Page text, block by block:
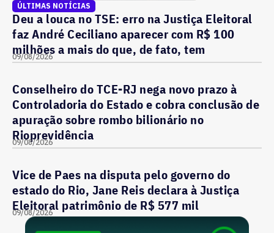
ÚLTIMAS NOTÍCIAS
Deu a louca no TSE: erro na Justiça Eleitoral
faz André Ceciliano aparecer com R$ 100
milhões a mais do que, de fato, tem
09/08/2026
Conselheiro do TCE-RJ nega novo prazo à
Controladoria do Estado e cobra conclusão de
apuração sobre rombo bilionário no
Rioprevidência
09/08/2026
Vice de Paes na disputa pelo governo do
estado do Rio, Jane Reis declara à Justiça
Eleitoral patrimônio de R$ 577 mil
09/08/2026